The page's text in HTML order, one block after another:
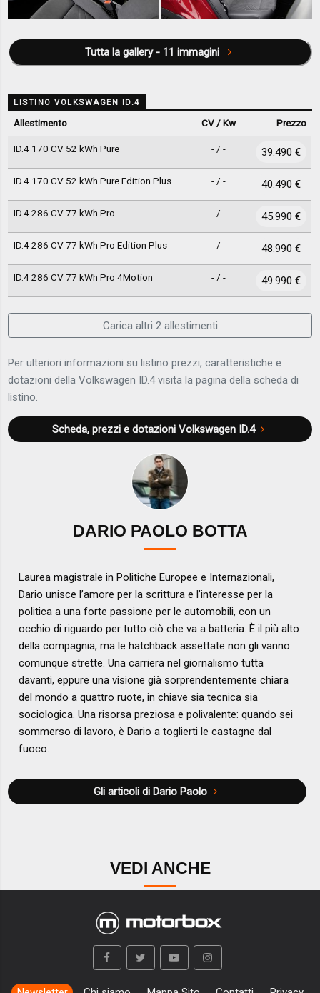
Tutta la gallery - 11 immagini
LISTINO VOLKSWAGEN ID.4
Allestimento CV / Kw Prezzo
ID.4 170 CV 52 kWh Pure - / - 39.490 €
ID.4 170 CV 52 kWh Pure Edition Plus - / - 40.490 €
ID.4 286 CV 77 kWh Pro - / - 45.990 €
ID.4 286 CV 77 kWh Pro Edition Plus - / - 48.990 €
ID.4 286 CV 77 kWh Pro 4Motion - / - 49.990 €
Carica altri 2 allestimenti
Per ulteriori informazioni su listino prezzi, caratteristiche e
dotazioni della Volkswagen ID.4 visita la pagina della scheda di
listino.
Scheda, prezzi e dotazioni Volkswagen ID.4
DARIO PAOLO BOTTA
Laurea magistrale in Politiche Europee e Internazionali,
Dario unisce l’amore per la scrittura e l’interesse per la
politica a una forte passione per le automobili, con un
occhio di riguardo per tutto ciò che va a batteria. È il più alto
della compagnia, ma le hatchback assettate non gli vanno
comunque strette. Una carriera nel giornalismo tutta
davanti, eppure una visione già sorprendentemente chiara
del mondo a quattro ruote, in chiave sia tecnica sia
sociologica. Una risorsa preziosa e polivalente: quando sei
sommerso di lavoro, è Dario a toglierti le castagne dal
fuoco.
Gli articoli di Dario Paolo
VEDI ANCHE